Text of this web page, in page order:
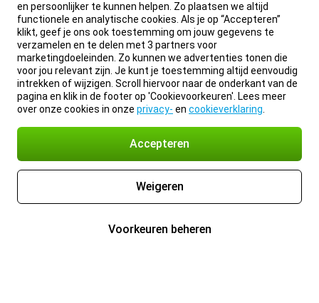
en persoonlijker te kunnen helpen. Zo plaatsen we altijd
functionele en analytische cookies. Als je op “Accepteren”
klikt, geef je ons ook toestemming om jouw gegevens te
verzamelen en te delen met 3 partners voor
marketingdoeleinden. Zo kunnen we advertenties tonen die
voor jou relevant zijn. Je kunt je toestemming altijd eenvoudig
intrekken of wijzigen. Scroll hiervoor naar de onderkant van de
pagina en klik in de footer op 'Cookievoorkeuren'. Lees meer
over onze cookies in onze privacy- en cookieverklaring
Accepteren
Weigeren
Voorkeuren beheren